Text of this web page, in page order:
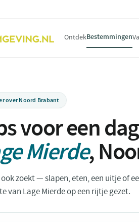
OntdekBestemmingen
over Noord Brabant
voor een
Mierde,
zoekt — slapen, eten, een uitje of
van Lage Mierde op een rijtje gezet.